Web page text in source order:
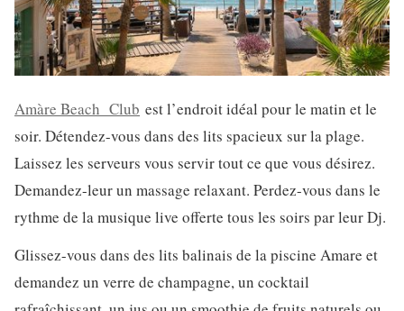
Amàre Beach Club est l’endroit idéal pour le matin et le
soir. Détendez-vous dans des lits spacieux sur la plage.
Laissez les serveurs vous servir tout ce que vous désirez.
Demandez-leur un massage relaxant. Perdez-vous dans le
rythme de la musique live offerte tous les soirs par leur Dj.
Glissez-vous dans des lits balinais de la piscine Amare et
demandez un verre de champagne, un cocktail